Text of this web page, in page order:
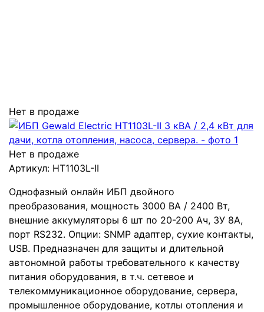
Нет в продаже
Нет в продаже
Артикул: HT1103L-II
Однофазный онлайн ИБП двойного
преобразования, мощность 3000 ВА / 2400 Вт,
внешние аккумуляторы 6 шт по 20-200 Ач, ЗУ 8А,
порт RS232. Опции: SNMP адаптер, сухие контакты,
USB. Предназначен для защиты и длительной
автономной работы требовательного к качеству
питания оборудования, в т.ч. сетевое и
телекоммуникационное оборудование, сервера,
промышленное оборудование, котлы отопления и